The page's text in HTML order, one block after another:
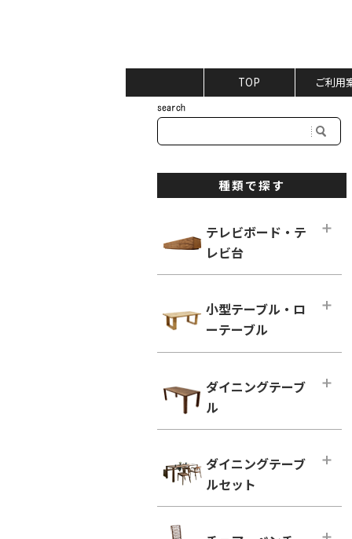
TOP ご利用
種類で探す
テレビボード・テ
レビ台
ロータイプ テレビボード
ハイタイプ テレビボード
幅100cm未満
幅100cm～150cm未満
幅150cm～200cm未満
幅200cm～300cm未満
幅300cm以上
ウォールナット
ブラックチェリー
小型テーブル・ロ
ーテーブル
幅100cm未満
幅100cm以上
引き出し付きタイプ
ウォールナット
ダイニングテーブ
ル
幅100cm～150cm未満
幅150cm～200cm未満
ダイニングテーブ
ルセット